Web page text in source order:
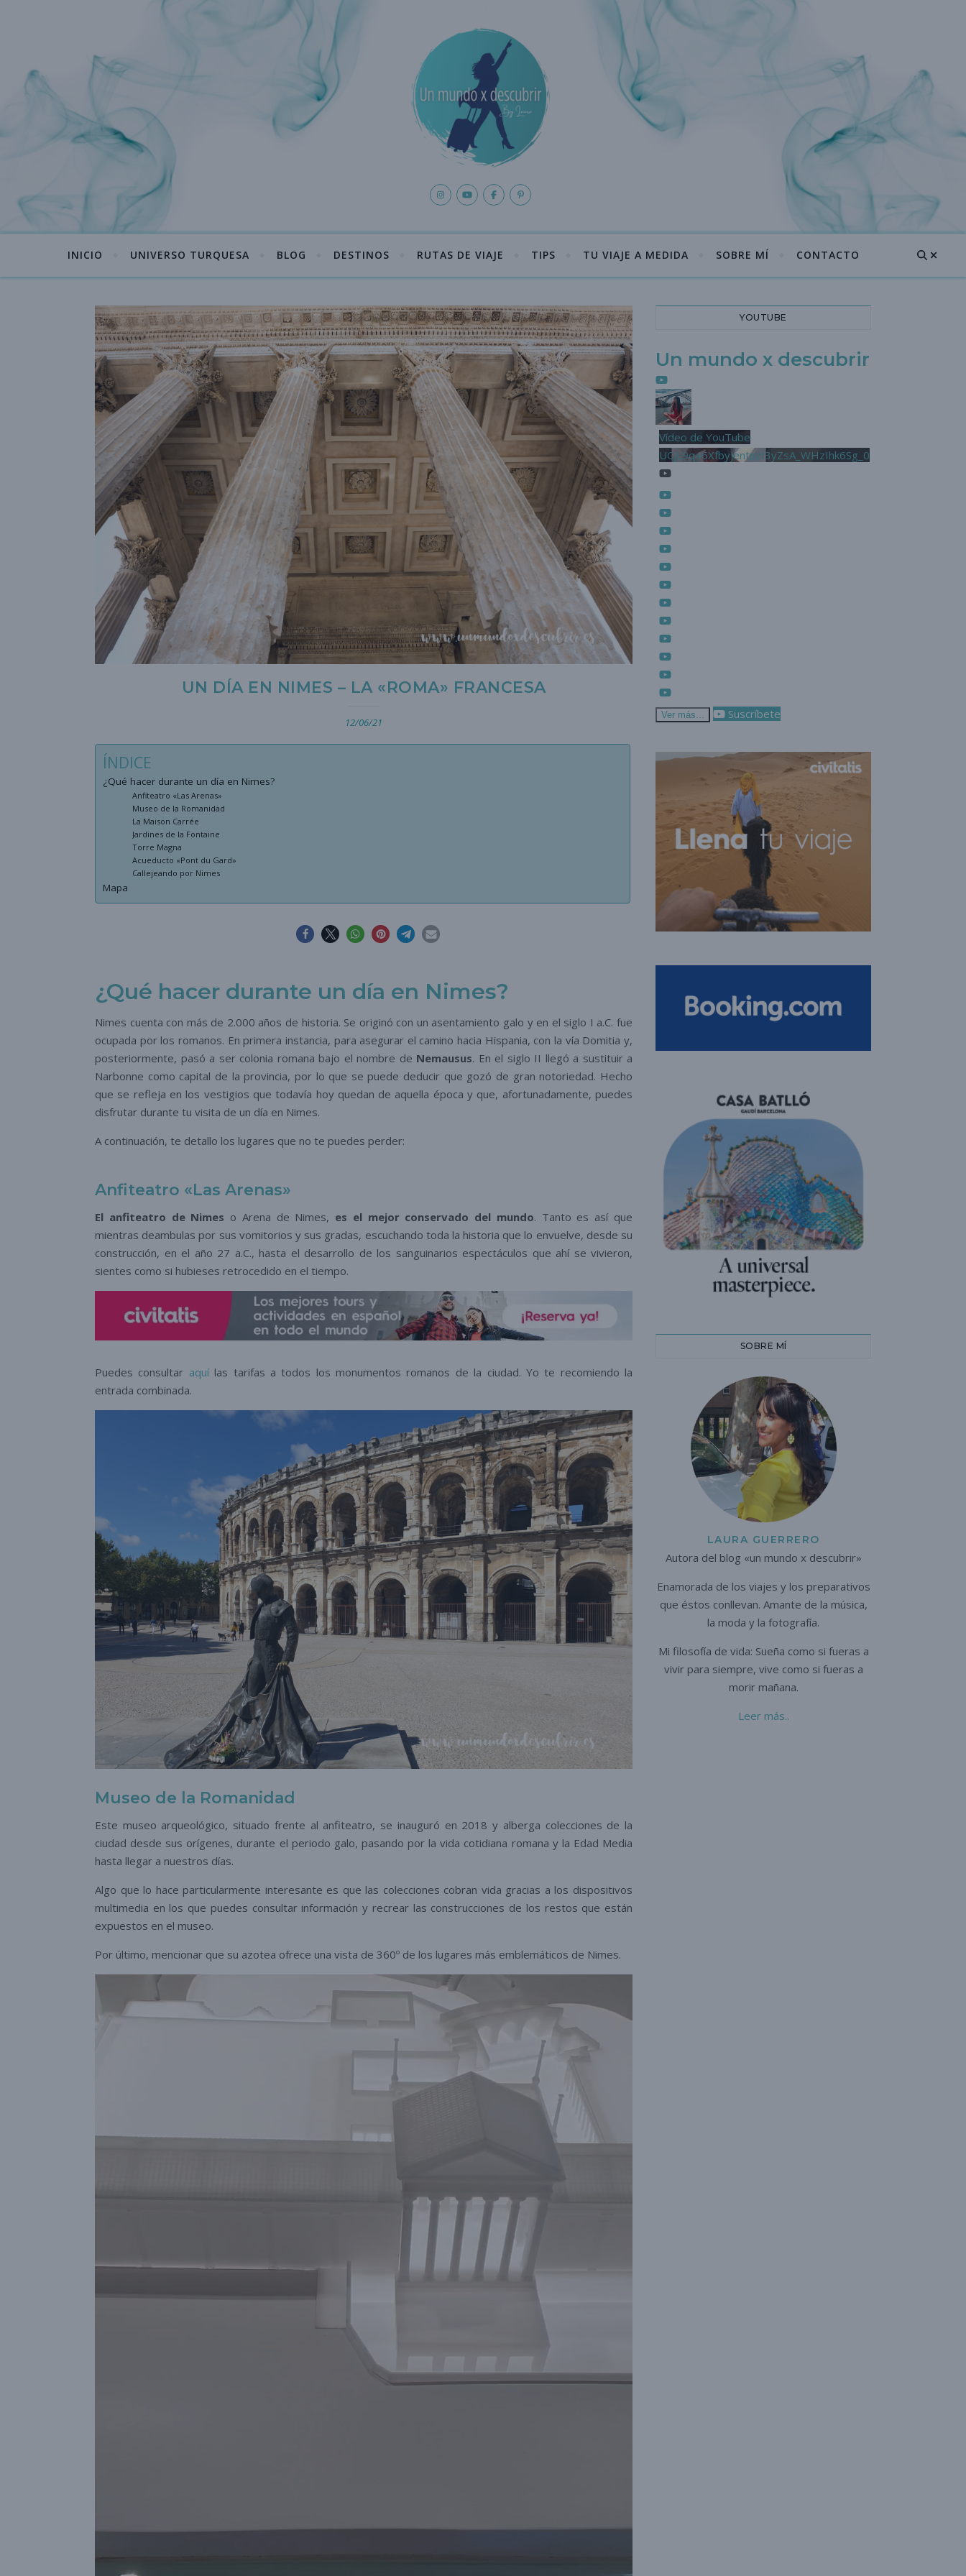
INICIO UNIVERSO TURQUESA BLOG DESTINOS RUTAS DE VIAJE TIPS TU VIAJE A MEDIDA SOBRE MÍ CONTACTO
UN DÍA EN NIMES – LA «ROMA» FRANCESA
12/06/21
ÍNDICE
¿Qué hacer durante un día en Nimes?
Anfiteatro «Las Arenas»
Museo de la Romanidad
La Maison Carrée
Jardines de la Fontaine
Torre Magna
Acueducto «Pont du Gard»
Callejeando por Nimes
Mapa
¿Qué hacer durante un día en Nimes?
Nimes cuenta con más de 2.000 años de historia. Se originó con un asentamiento galo y en el siglo I a.C. fue
ocupada por los romanos. En primera instancia, para asegurar el camino hacia Hispania, con la vía Domitia y,
posteriormente, pasó a ser colonia romana bajo el nombre de Nemausus. En el siglo II llegó a sustituir a
Narbonne como capital de la provincia, por lo que se puede deducir que gozó de gran notoriedad. Hecho
que se refleja en los vestigios que todavía hoy quedan de aquella época y que, afortunadamente, puedes
disfrutar durante tu visita de un día en Nimes.
A continuación, te detallo los lugares que no te puedes perder:
Anfiteatro «Las Arenas»
El anfiteatro de Nimes o Arena de Nimes, es el mejor conservado del mundo. Tanto es así que
mientras deambulas por sus vomitorios y sus gradas, escuchando toda la historia que lo envuelve, desde su
construcción, en el año 27 a.C., hasta el desarrollo de los sanguinarios espectáculos que ahí se vivieron,
sientes como si hubieses retrocedido en el tiempo.
Puedes consultar aquílas tarifas a todos los monumentos romanos de la ciudad. Yo te recomiendo la
entrada combinada.
Museo de la Romanidad
Este museo arqueológico, situado frente al anfiteatro, se inauguró en 2018 y alberga colecciones de la
ciudad desde sus orígenes, durante el periodo galo, pasando por la vida cotidiana romana y la Edad Media
hasta llegar a nuestros días.
Algo que lo hace particularmente interesante es que las colecciones cobran vida gracias a los dispositivos
multimedia en los que puedes consultar información y recrear las construcciones de los restos que están
expuestos en el museo.
Por último, mencionar que su azotea ofrece una vista de 360º de los lugares más emblemáticos de Nimes.
YOUTUBE
Un mundo x descubrir
Vídeo de YouTube
UCjL9q46XfbyjentnzI3yZsA_WHzIhk6Sg_0
Ver más... Suscríbete
SOBRE MÍ
LAURA GUERRERO
Autora del blog «un mundo x descubrir»
Enamorada de los viajes y los preparativos
que éstos conllevan. Amante de la música,
la moda y la fotografía.
Mi filosofía de vida: Sueña como si fueras a
vivir para siempre, vive como si fueras a
morir mañana.
Leer más..